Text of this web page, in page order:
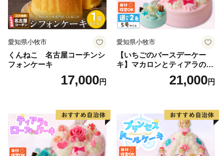
ここには目を見張るほどの“絶景” などないけれど、
じっと耳を澄ませば、山あいから、川辺から、田畑か
人々の営みの隙間から“人ならざるもの” の囁きが聞こえ
てくる町。
愛知県小牧市
くんねこ 名古屋コーチンシ
フォンケーキ
17,000円
愛知県小牧市
【いちごのバースデーケー
キ】マカロンとティアラのケ
ーキ スイーツ 日時指定可 デ
ザート 洋菓子 お取り寄せ 愛
デコレーションケーキ ホー
ルケーキ
21,000円